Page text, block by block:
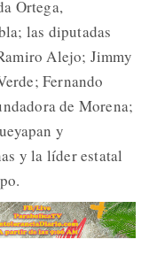
Ortega,
las diputadas
Alejo; Jimmy
Fernando
de Morena;
y
y la líder estatal